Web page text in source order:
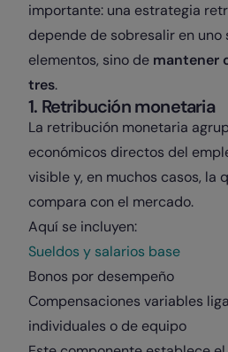
importante: una estrategia
depende de sobresalir en uno
elementos, sino de mantener
tres.
1. Retribución monetaria
La retribución monetaria
económicos directos del
visible y, en muchos casos, la
compara con el mercado.
Aquí se incluyen:
Sueldos y salarios base
Bonos por desempeño
Compensaciones variables
individuales o de equipo